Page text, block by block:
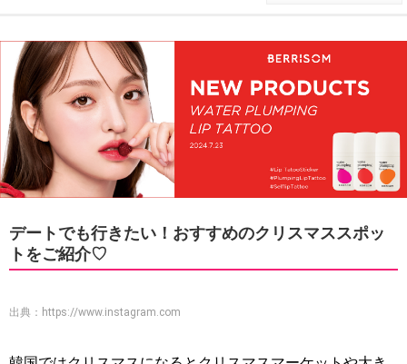
デートでも行きたい！おすすめのクリスマススポッ
トをご紹介♡
出典： https://www.instagram.com